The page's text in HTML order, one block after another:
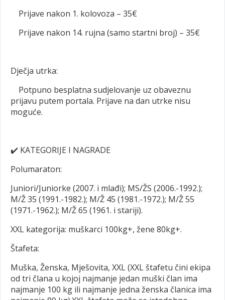
Prijave nakon 1. kolovoza – 35€
Prijave nakon 14. rujna (samo startni broj) – 35€
Dječja utrka:
Potpuno besplatna sudjelovanje uz obaveznu
prijavu putem portala. Prijave na dan utrke nisu
moguće.
✔️ KATEGORIJE I NAGRADE
Polumaraton:
Juniori/Juniorke (2007. i mlađi); MS/ŽS (2006.-1992.);
M/Ž 35 (1991.-1982.); M/Ž 45 (1981.-1972.); M/Ž 55
(1971.-1962.); M/Ž 65 (1961. i stariji).
XXL kategorija: muškarci 100kg+, žene 80kg+.
Štafeta:
Muška, Ženska, Mješovita, XXL (XXL štafetu čini ekipa
od tri člana u kojoj najmanje jedan muški član ima
najmanje 100 kg ili najmanje jedna ženska članica ima